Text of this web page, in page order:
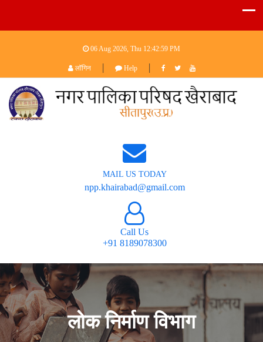
06 Aug 2026, Thu 12:42:59 PM
लॉगिन | Help |
MAIL US TODAY
npp.khairabad@gmail.com
Call Us
+91 8189078300
लोक निर्माण विभाग